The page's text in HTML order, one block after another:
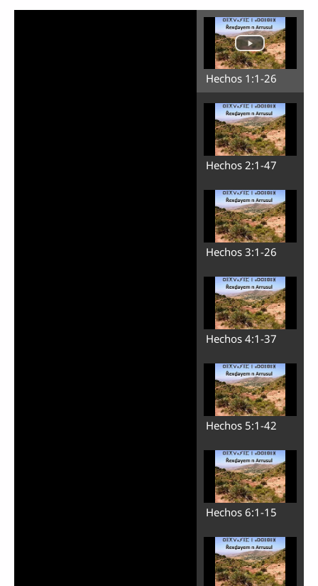
Hechos 1:1-26
Hechos 2:1-47
Hechos 3:1-26
Hechos 4:1-37
Hechos 5:1-42
Hechos 6:1-15